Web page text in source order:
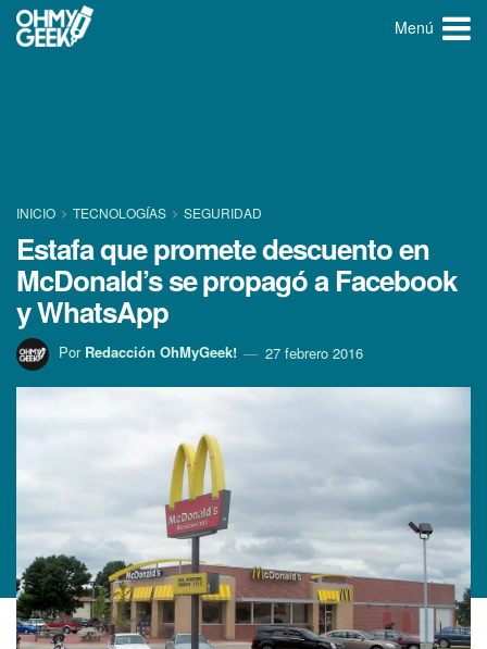
Menú
INICIO TECNOLOGÍ­AS SEGURIDAD
Estafa que promete descuento en
McDonald’s se propagó a Facebook
y WhatsApp
Por Redacción OhMyGeek! 27 febrero 2016